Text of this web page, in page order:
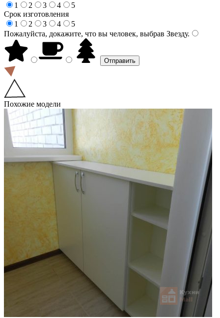
1
2 3 4
5
Срок изготовления
1
2 3 4
5
Пожалуйста, докажите, что вы человек, выбрав Звезду.
Похожие модели